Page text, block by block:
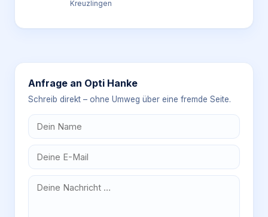
Kreuzlingen
Anfrage an Opti Hanke
Schreib direkt – ohne Umweg über eine fremde Seite.